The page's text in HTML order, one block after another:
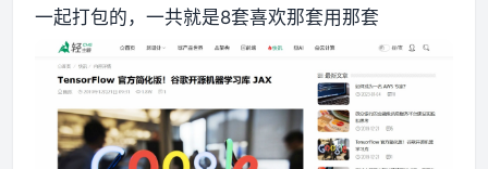
一起打包的，一共就是8套喜欢那套用那套